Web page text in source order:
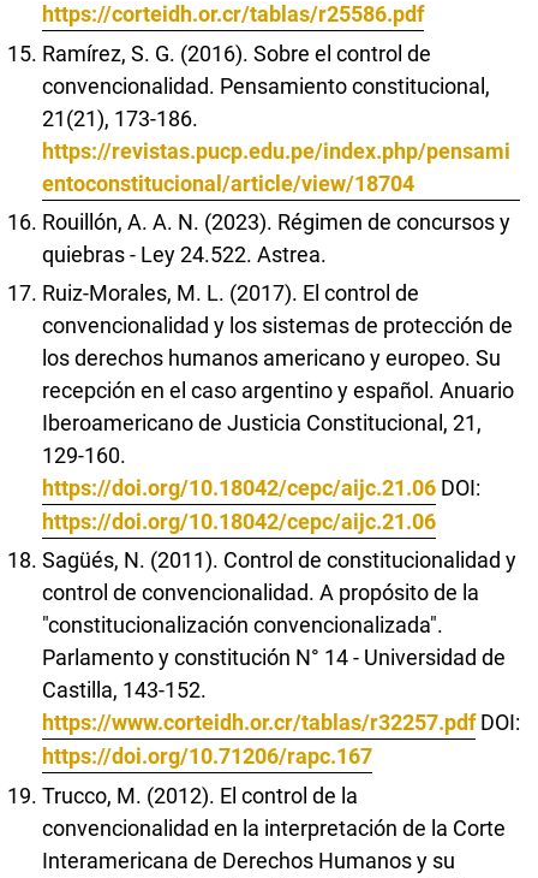
https://corteidh.or.cr/tablas/r25586.pdf
Ramírez, S. G. (2016). Sobre el control de
convencionalidad. Pensamiento constitucional,
21(21), 173-186.
https://revistas.pucp.edu.pe/index.php/pensami
entoconstitucional/article/view/18704
Rouillón, A. A. N. (2023). Régimen de concursos y
quiebras - Ley 24.522. Astrea.
Ruiz-Morales, M. L. (2017). El control de
convencionalidad y los sistemas de protección de
los derechos humanos americano y europeo. Su
recepción en el caso argentino y español. Anuario
Iberoamericano de Justicia Constitucional, 21,
129-160.
https://doi.org/10.18042/cepc/aijc.21.06 DOI:
https://doi.org/10.18042/cepc/aijc.21.06
Sagüés, N. (2011). Control de constitucionalidad y
control de convencionalidad. A propósito de la
"constitucionalización convencionalizada".
Parlamento y constitución N° 14 - Universidad de
Castilla, 143-152.
https://www.corteidh.or.cr/tablas/r32257.pdfDOI:
https://doi.org/10.71206/rapc.167
Trucco, M. (2012). El control de la
convencionalidad en la interpretación de la Corte
Interamericana de Derechos Humanos y su